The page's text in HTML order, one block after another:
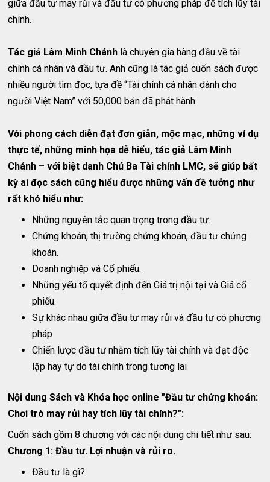
giữa đầu tư may rủi và đầu tư có phương pháp để tích lũy tài
chính.
Tác giả Lâm Minh Chánh là chuyên gia hàng đầu về tài
chính cá nhân và đầu tư. Anh cũng là tác giả cuốn sách được
nhiều người tìm đọc, tựa đề “Tài chính cá nhân dành cho
người Việt Nam” với 50,000 bản đã phát hành.
Với phong cách diễn đạt đơn giản, mộc mạc, những ví dụ
thực tế, những minh họa dễ hiểu, tác giả Lâm Minh
Chánh – với biệt danh Chú Ba Tài chính LMC, sẽ giúp bất
kỳ ai đọc sách cũng hiểu được những vấn đề tưởng như
rất khó hiểu như:
Những nguyên tắc quan trọng trong đầu tư.
Chứng khoán, thị trường chứng khoán, đầu tư chứng
khoán.
Doanh nghiệp và Cổ phiếu.
Những yếu tố quyết định đến Giá trị nội tại và Giá cổ
phiếu.
Sự khác nhau giữa đầu tư may rủi và đầu tư có phương
pháp
Chiến lược đầu tư nhằm tích lũy tài chính và đạt độc
lập hay tự do tài chính trong tương lai
Nội dung Sách và Khóa học online "Đầu tư chứng khoán:
Chơi trò may rủi hay tích lũy tài chính?":
Cuốn sách gồm 8 chương với các nội dung chi tiết như sau:
Chương 1: Đầu tư. Lợi nhuận và rủi ro.
Đầu tư là gì?